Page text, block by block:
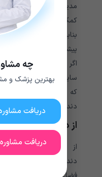
مدیریت استرس و
کمک کند. دندان قروچه
بنابراین، یک برنامه
پیشگیری کرده و به خواب
اگر کودکتان هنگام
ساییدن، آب دهانش روی
که کودک از دهان نفس
دندانپزشک دارد.
از دست دادن زود
از دست رفتن زود
دندان‌‌‌‌‌‌‌‌‌‌‌‌‌‌‌‌‌‌‌‌‌‌‌‌‌‌‌‌‌‌‌‌‌‌‌‌‌‌‌‌‌‌‌‌‌‌های دائمی‌‌‌‌‌‌‌‌‌‌‌‌‌‌‌‌‌‌‌‌‌‌‌‌‌‌‌‌‌‌‌‌‌‌‌‌‌‌‌‌‌‌‌‌‌‌‌‌‌‌‌‌
چه
بهترین پزشک و
دریافت
دریافت